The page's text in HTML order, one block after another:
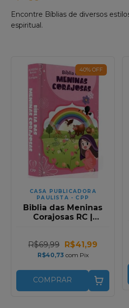
Encontre Bíblias de diversos
espiritual.
40%OFF
CASA PUBLICADORA
PAULISTA - CPP
Biblia das Meninas
Corajosas RC |
Dura | Rosa
R$69,99 R$41,99
R$40,73 com Pix
COMPRAR